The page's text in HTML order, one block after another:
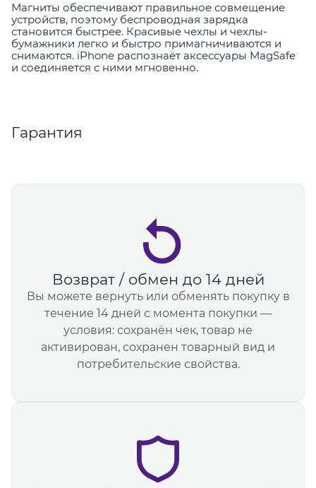
Магниты обеспечивают правильное совмещение
устройств, поэтому беспроводная зарядка
становится быстрее. Красивые чехлы и чехлы-
бумажники легко и быстро примагничиваются и
снимаются. iPhone распознаёт аксессуары MagSafe
и соединяется с ними мгновенно.
Гарантия
Возврат / обмен до 14 дней
Вы можете вернуть или обменять покупку в
течение 14 дней с момента покупки —
условия: сохранён чек, товар не
активирован, сохранен товарный вид и
потребительские свойства.